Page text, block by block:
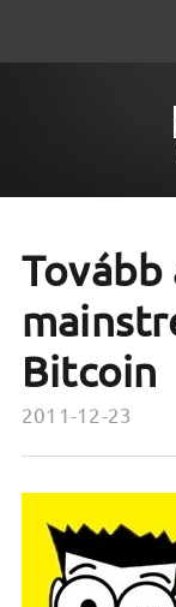
Tovább
Bitcoin
2011-12-23